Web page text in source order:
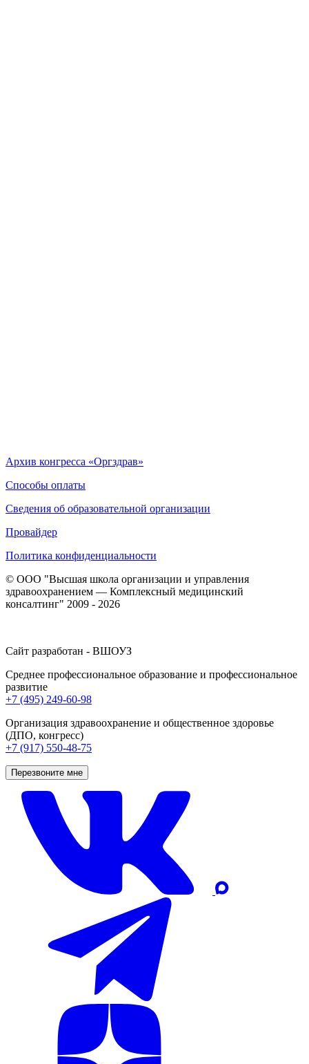
Архив конгресса «Оргздрав»
Способы оплаты
Сведения об образовательной организации
Провайдер
Политика конфиденциальности
© ООО "Высшая школа организации и управления
здравоохранением — Комплексный медицинский
консалтинг" 2009 - 2026
Сайт разработан - ВШОУЗ
Среднее профессиональное образование и профессиональное
развитие
+7 (495) 249-60-98
Организация здравоохранение и общественное здоровье
(ДПО, конгресс)
+7 (917) 550-48-75
Перезвоните мне